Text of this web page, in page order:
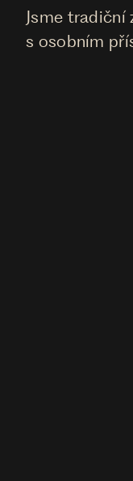
Jsme tradiční
s osobním